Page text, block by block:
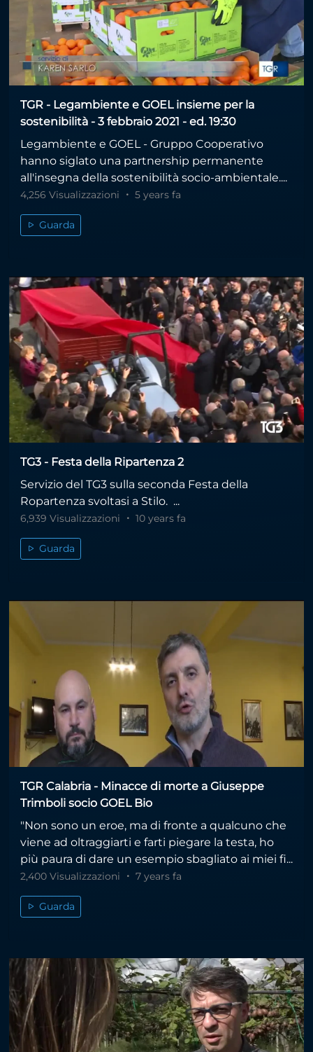
TGR - Legambiente e GOEL insieme per la
sostenibilità - 3 febbraio 2021 - ed. 19:30
Legambiente e GOEL - Gruppo Cooperativo
hanno siglato una partnership permanente
all'insegna della sostenibilità socio-ambientale....
4,256 Visualizzazioni 5 years fa
Guarda
TG3 - Festa della Ripartenza 2
Servizio del TG3 sulla seconda Festa della
Ropartenza svoltasi a Stilo. ...
6,939 Visualizzazioni 10 years fa
Guarda
TGR Calabria - Minacce di morte a Giuseppe
Trimboli socio GOEL Bio
"Non sono un eroe, ma di fronte a qualcuno che
viene ad oltraggiarti e farti piegare la testa, ho
più paura di dare un esempio sbagliato ai miei fi...
2,400 Visualizzazioni 7 years fa
Guarda